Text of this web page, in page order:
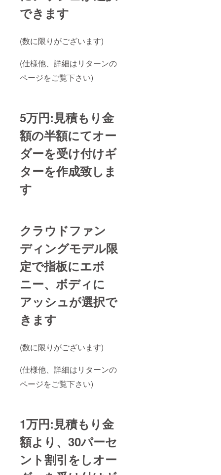
できます
(数に限りがございます)
(仕様他、詳細はリターンの
ページをご覧下さい)
5万円:見積もり金
額の半額にてオー
ダーを受け付けギ
ターを作成致しま
す
クラウドファン
ディングモデル限
定で指板にエボ
ニー、ボディに
アッシュが選択で
きます
(数に限りがございます)
(仕様他、詳細はリターンの
ページをご覧下さい)
1万円:見積もり金
額より、30パーセ
ント割引をしオー